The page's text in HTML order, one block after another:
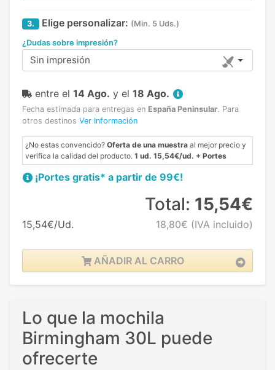
3. Elige personalizar: (Min. 5 Uds.)
¿Dudas sobre impresión?
Sin impresión
entre el 14 Ago. y el 18 Ago.
Fecha estimada para entregas en España Peninsular. Para
otros destinos Ver Información
¿No estas convencido? Oferta de una muestra al mejor precio y
verifica la calidad del producto. 1 ud. 15,54€/ud. + Portes
¡Portes gratis* a partir de 99€!
15,54€/Ud.
Total: 15,54€
18,80€ (IVA incluido)
AÑADIR AL CARRO
Lo que la mochila
Birmingham 30L puede
ofrecerte